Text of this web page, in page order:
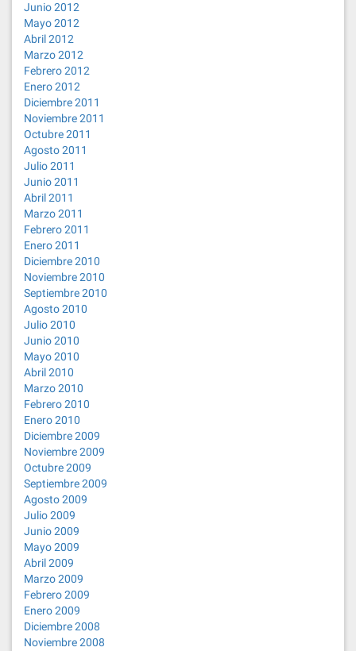
Junio 2012
Mayo 2012
Abril 2012
Marzo 2012
Febrero 2012
Enero 2012
Diciembre 2011
Noviembre 2011
Octubre 2011
Agosto 2011
Julio 2011
Junio 2011
Abril 2011
Marzo 2011
Febrero 2011
Enero 2011
Diciembre 2010
Noviembre 2010
Septiembre 2010
Agosto 2010
Julio 2010
Junio 2010
Mayo 2010
Abril 2010
Marzo 2010
Febrero 2010
Enero 2010
Diciembre 2009
Noviembre 2009
Octubre 2009
Septiembre 2009
Agosto 2009
Julio 2009
Junio 2009
Mayo 2009
Abril 2009
Marzo 2009
Febrero 2009
Enero 2009
Diciembre 2008
Noviembre 2008